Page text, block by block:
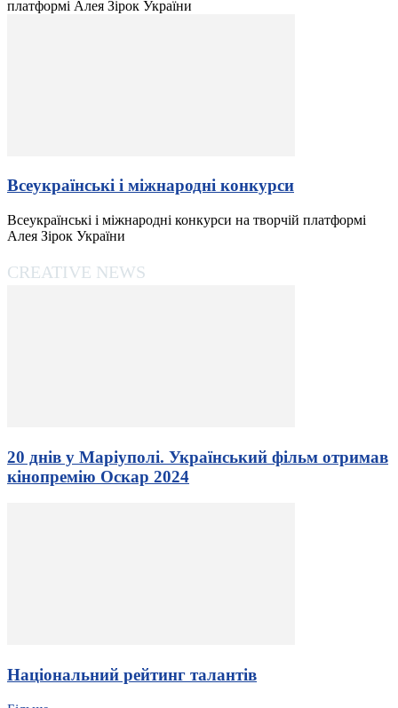
платформі Алея Зірок України
Всеукраїнські і міжнародні конкурси
Всеукраїнські і міжнародні конкурси на творчій платформі
Алея Зірок України
CREATIVE NEWS
20 днів у Маріуполі. Український фільм отримав
кінопремію Оскар 2024
Національний рейтинг талантів